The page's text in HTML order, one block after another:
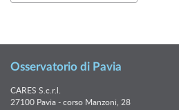
Osservatorio di Pavia
CARES S.c.r.l.
27100 Pavia - corso Manzoni, 28